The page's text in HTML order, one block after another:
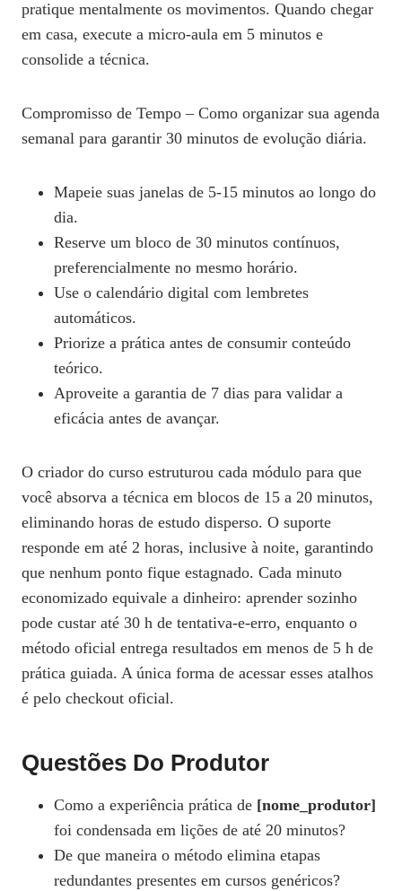
pratique mentalmente os movimentos. Quando chegar
em casa, execute a micro‑aula em 5 minutos e
consolide a técnica.
Compromisso de Tempo – Como organizar sua agenda
semanal para garantir 30 minutos de evolução diária.
Mapeie suas janelas de 5‑15 minutos ao longo do
dia.
Reserve um bloco de 30 minutos contínuos,
preferencialmente no mesmo horário.
Use o calendário digital com lembretes
automáticos.
Priorize a prática antes de consumir conteúdo
teórico.
Aproveite a garantia de 7 dias para validar a
eficácia antes de avançar.
O criador do curso estruturou cada módulo para que
você absorva a técnica em blocos de 15 a 20 minutos,
eliminando horas de estudo disperso. O suporte
responde em até 2 horas, inclusive à noite, garantindo
que nenhum ponto fique estagnado. Cada minuto
economizado equivale a dinheiro: aprender sozinho
pode custar até 30 h de tentativa‑e‑erro, enquanto o
método oficial entrega resultados em menos de 5 h de
prática guiada. A única forma de acessar esses atalhos
é pelo checkout oficial.
Questões Do Produtor
Como a experiência prática de [nome_produtor]
foi condensada em lições de até 20 minutos?
De que maneira o método elimina etapas
redundantes presentes em cursos genéricos?